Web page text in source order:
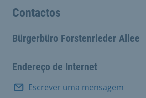
Contactos
Bürgerbüro Forstenrieder Allee
Endereço de Internet
Escrever uma mensagem